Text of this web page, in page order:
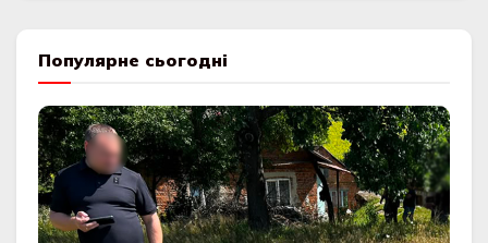
Популярне сьогодні